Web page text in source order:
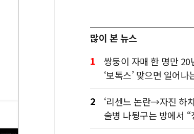
많이 본 뉴스
1
쌍둥이 자매 한 명만 20
‘보톡스’ 맞으면 일어나
2
‘리센느 논란→자진 하
술병 나뒹구는 방에서